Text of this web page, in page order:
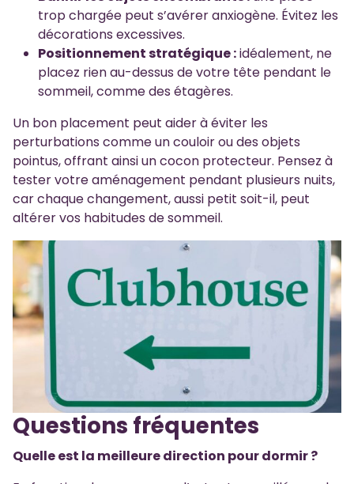
trop chargée peut s’avérer anxiogène. Évitez les
décorations excessives.
Positionnement stratégique :idéalement, ne
placez rien au-dessus de votre tête pendant le
sommeil, comme des étagères.
Un bon placement peut aider à éviter les
perturbations comme un couloir ou des objets
pointus, offrant ainsi un cocon protecteur. Pensez à
tester votre aménagement pendant plusieurs nuits,
car chaque changement, aussi petit soit-il, peut
altérer vos habitudes de sommeil.
Questions fréquentes
Quelle est la meilleure direction pour dormir ?